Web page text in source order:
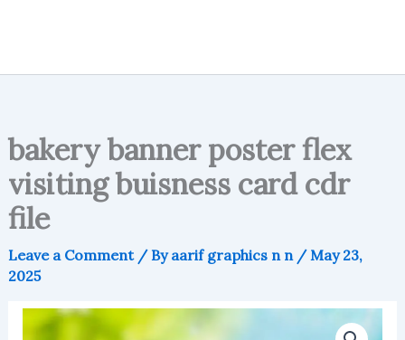
bakery banner poster flex
visiting buisness card cdr
file
Leave a Comment / Byaarif graphics n n / May 23,
2025